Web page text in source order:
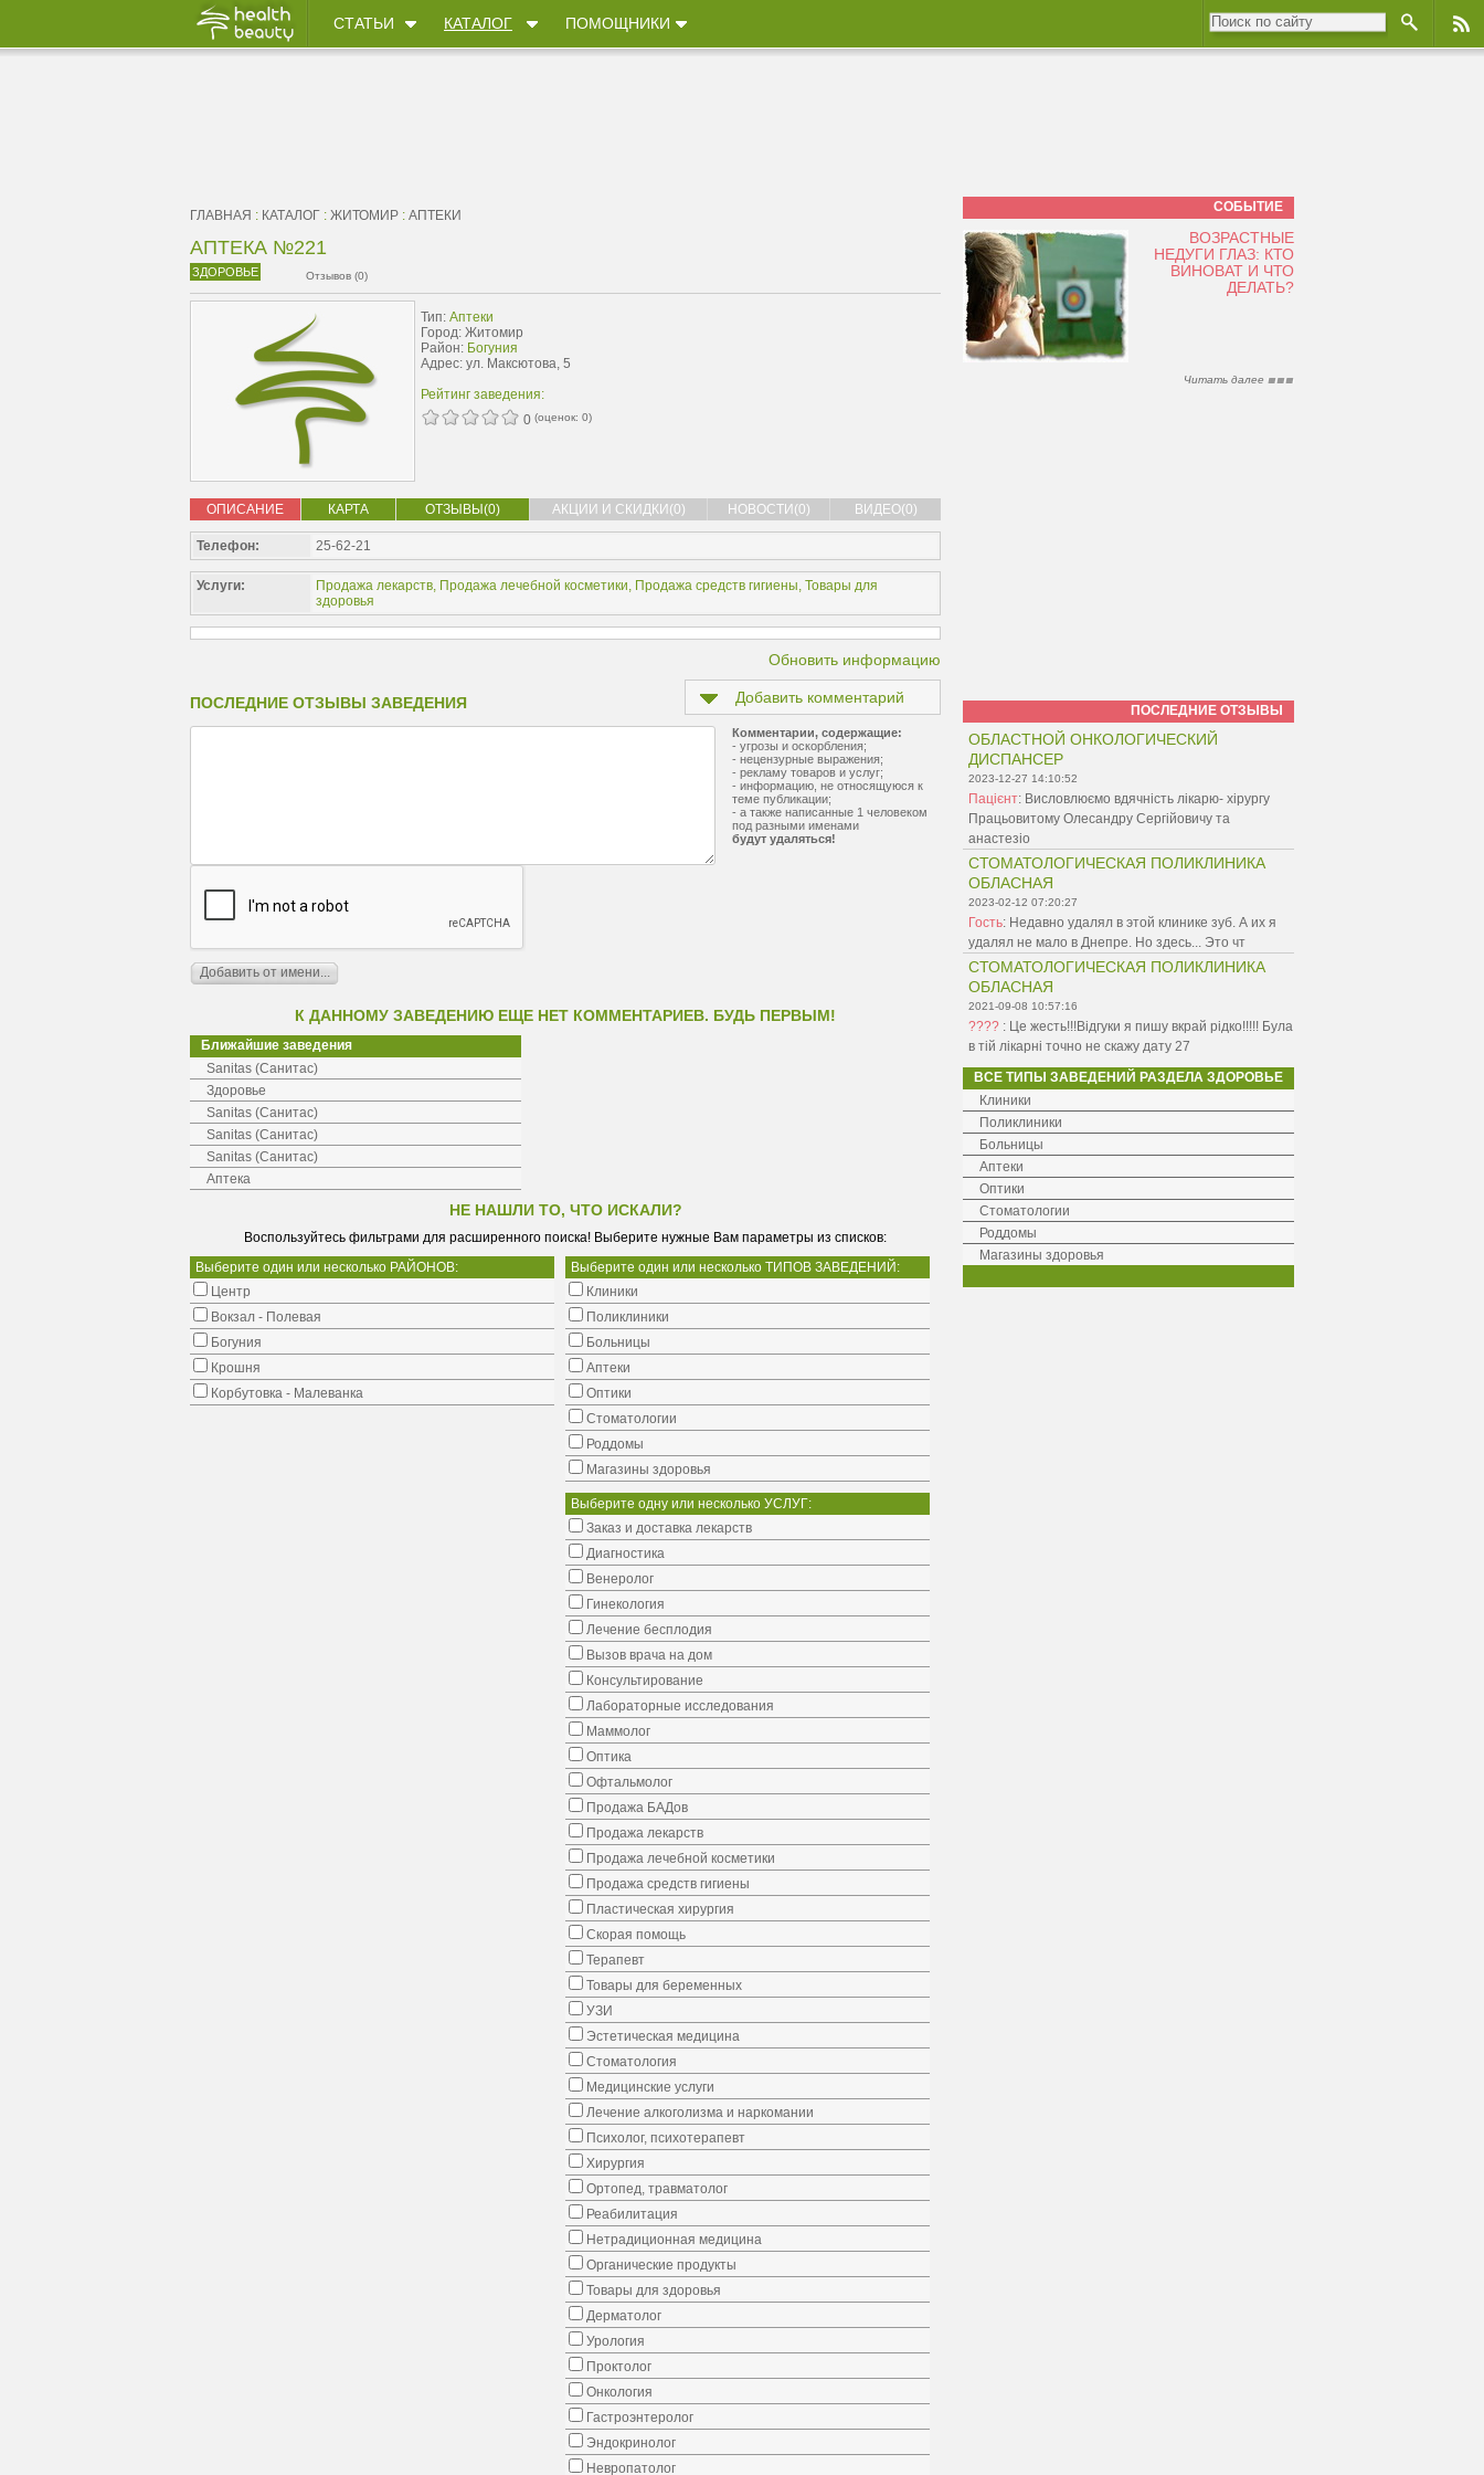
СТАТЬИ КАТАЛОГ ПОМОЩНИКИ
ГЛАВНАЯ : КАТАЛОГ : ЖИТОМИР : АПТЕКИ
АПТЕКА №221
ЗДОРОВЬЕ Отзывов (0)
Тип: Аптеки
Город: Житомир
Район: Богуния
Адрес: ул. Максютова, 5
Рейтинг заведения:
0 (оценок: 0)
ОПИСАНИЕ КАРТА ОТЗЫВЫ(0) АКЦИИ И СКИДКИ(0) НОВОСТИ(0) ВИДЕО(0)
Телефон: 25-62-21
Услуги: Продажа лекарств, Продажа лечебной косметики, Продажа средств гигиены, Товары для
здоровья
Обновить информацию
ПОСЛЕДНИЕ ОТЗЫВЫ ЗАВЕДЕНИЯ Добавить комментарий
Комментарии, содержащие:
- угрозы и оскорбления;
- нецензурные выражения;
- рекламу товаров и услуг;
- информацию, не относящуюся к
теме публикации;
- а также написанные 1 человеком
под разными именами
будут удаляться!
К ДАННОМУ ЗАВЕДЕНИЮ ЕЩЕ НЕТ КОММЕНТАРИЕВ. БУДЬ ПЕРВЫМ!
Ближайшие заведения
Sanitas (Санитас)
Здоровье
Sanitas (Санитас)
Sanitas (Санитас)
Sanitas (Санитас)
Аптека
НЕ НАШЛИ ТО, ЧТО ИСКАЛИ?
Воспользуйтесь фильтрами для расширенного поиска! Выберите нужные Вам параметры из списков:
Выберите один или несколько РАЙОНОВ:
Центр
Вокзал - Полевая
Богуния
Крошня
Корбутовка - Малеванка
Выберите один или несколько ТИПОВ ЗАВЕДЕНИЙ:
Клиники
Поликлиники
Больницы
Аптеки
Оптики
Стоматологии
Роддомы
Магазины здоровья
Выберите одну или несколько УСЛУГ:
Заказ и доставка лекарств
Диагностика
Венеролог
Гинекология
Лечение бесплодия
Вызов врача на дом
Консультирование
Лабораторные исследования
Маммолог
Оптика
Офтальмолог
Продажа БАДов
Продажа лекарств
Продажа лечебной косметики
Продажа средств гигиены
Пластическая хирургия
Скорая помощь
Терапевт
Товары для беременных
УЗИ
Эстетическая медицина
Стоматология
Медицинские услуги
Лечение алкоголизма и наркомании
Психолог, психотерапевт
Хирургия
Ортопед, травматолог
Реабилитация
Нетрадиционная медицина
Органические продукты
Товары для здоровья
Дерматолог
Урология
Проктолог
Онкология
Гастроэнтеролог
Эндокринолог
Невропатолог
СОБЫТИЕ
ВОЗРАСТНЫЕ
НЕДУГИ ГЛАЗ: КТО
ВИНОВАТ И ЧТО
ДЕЛАТЬ?
Читать далее
ПОСЛЕДНИЕ ОТЗЫВЫ
ОБЛАСТНОЙ ОНКОЛОГИЧЕСКИЙ
ДИСПАНСЕР
2023-12-27 14:10:52
Пацієнт: Висловлюємо вдячність лікарю- хірургу
Працьовитому Олесандру Сергійовичу та
анастезіо
СТОМАТОЛОГИЧЕСКАЯ ПОЛИКЛИНИКА
ОБЛАСНАЯ
2023-02-12 07:20:27
Гость: Недавно удалял в этой клинике зуб. А их я
удалял не мало в Днепре. Но здесь... Это чт
СТОМАТОЛОГИЧЕСКАЯ ПОЛИКЛИНИКА
ОБЛАСНАЯ
2021-09-08 10:57:16
???? : Це жесть!!!Відгуки я пишу вкрай рідко!!!!! Була
в тій лікарні точно не скажу дату 27
ВСЕ ТИПЫ ЗАВЕДЕНИЙ РАЗДЕЛА ЗДОРОВЬЕ
Клиники
Поликлиники
Больницы
Аптеки
Оптики
Стоматологии
Роддомы
Магазины здоровья